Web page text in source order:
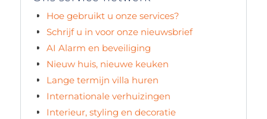
Hoe gebruikt u onze services?
Schrijf u in voor onze nieuwsbrief
AI Alarm en beveiliging
Nieuw huis, nieuwe keuken
Lange termijn villa huren
Internationale verhuizingen
Interieur, styling en decoratie